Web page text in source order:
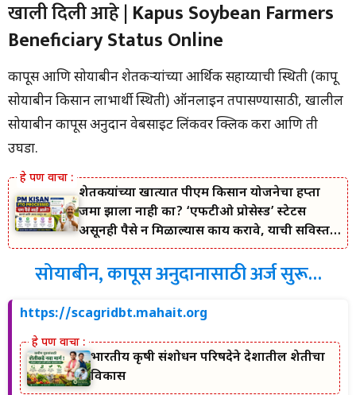
कृषी, पशुसंवर्धन, दुग्धविकास आणि मत्स्यव्यवसाय विभाग शासन निर्णय
2023 च्या खरीप हंगामात कापूस आणि सोयाबीन शेतकऱ्यांना आर्थिक सहाय्य
देण्याबाबतचा शासन निर्णय पाहण्यासाठी येथे क्लिक करा.
खाली दिली आहे | Kapus Soybean Farmers
Beneficiary Status Online
कापूस आणि सोयाबीन शेतकऱ्यांच्या आर्थिक सहाय्याची स्थिती (कापू
सोयाबीन किसान लाभार्थी स्थिती) ऑनलाइन तपासण्यासाठी, खालील
सोयाबीन कापूस अनुदान वेबसाइट लिंकवर क्लिक करा आणि ती
उघडा.
शेतकऱ्यांच्या खात्यात पीएम किसान योजनेचा हप्ता
जमा झाला नाही का? ‘एफटीओ प्रोसेस्ड’ स्टेटस
असूनही पैसे न मिळाल्यास काय करावे, याची सविस्तर
माहिती जाणून घ्या.
सोयाबीन, कापूस अनुदानासाठी अर्ज सुरू…
https://scagridbt.mahait.org
भारतीय कृषी संशोधन परिषदेने देशातील शेतीचा
विकास